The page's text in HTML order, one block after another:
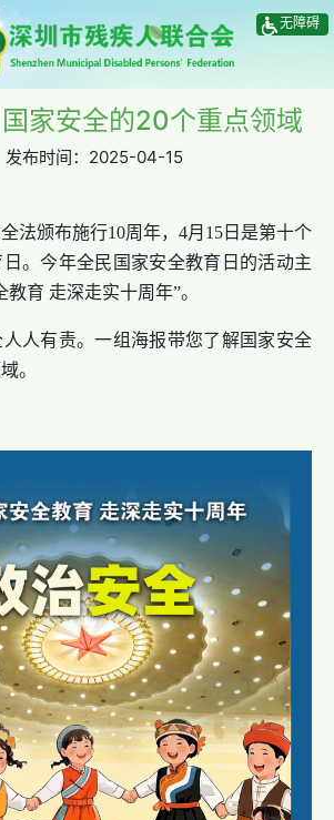
无障碍
家安全的20个重点领域
发布时间： 2025-04-15
颁布施行10周年，4月15日是第十个
。今年全民国家安全教育日的活动主
育 走深走实十周年”。
有责。一组海报带您了解国家安全
。